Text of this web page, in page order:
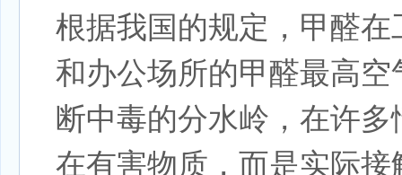
根据我国的规定，甲醛
和办公场所的甲醛最高
断中毒的分水岭，在许
在有害物质，而是实际接